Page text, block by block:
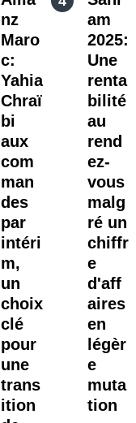
nz
Maro
c:
Yahia
Chraï
bi
aux
com
man
des
par
intéri
m,
un
choix
clé
pour
une
trans
ition
am
2025:
Une
renta
bilité
au
rend
ez-
vous
malg
ré un
chiffr
e
d'aff
aires
en
légèr
e
muta
tion